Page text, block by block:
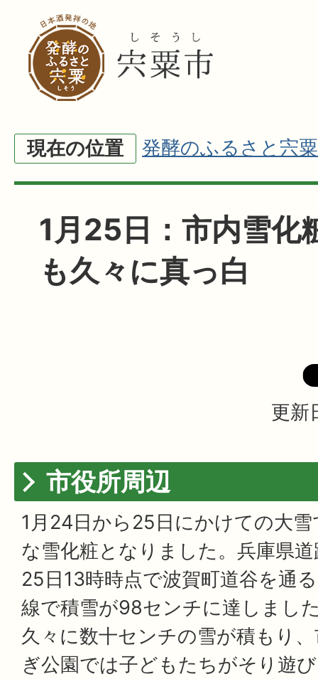
現在の位置 発酵のふるさと宍粟
1月25日：市内雪化
も久々に真っ白
更新
市役所周辺
1月24日から25日にかけての大
な雪化粧となりました。兵庫県
25日13時時点で波賀町道谷を通
線で積雪が98センチに達しまし
久々に数十センチの雪が積もり
ぎ公園では子どもたちがそり遊